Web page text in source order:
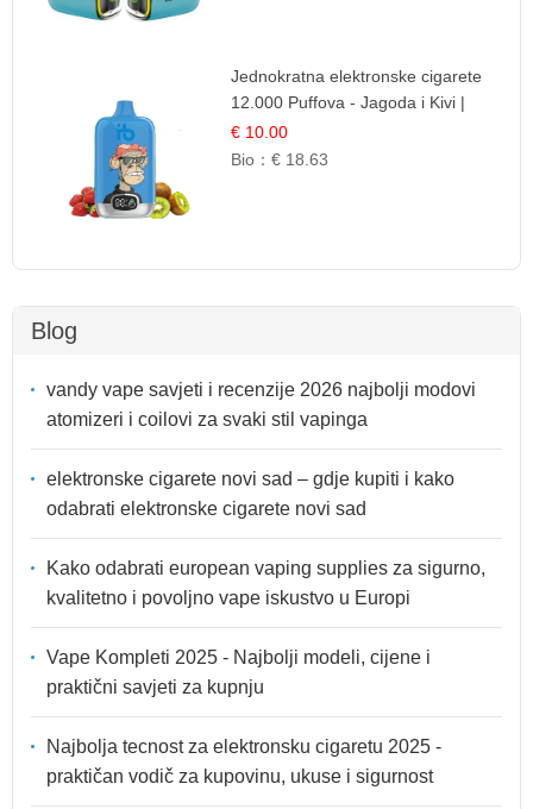
Jednokratna elektronske cigarete
12.000 Puffova - Jagoda i Kivi |
Sočna Voćna Kombinacija
€ 10.00
Bio：€ 18.63
Blog
vandy vape savjeti i recenzije 2026 najbolji modovi
atomizeri i coilovi za svaki stil vapinga
elektronske cigarete novi sad – gdje kupiti i kako
odabrati elektronske cigarete novi sad
Kako odabrati european vaping supplies za sigurno,
kvalitetno i povoljno vape iskustvo u Europi
Vape Kompleti 2025 - Najbolji modeli, cijene i
praktični savjeti za kupnju
Najbolja tecnost za elektronsku cigaretu 2025 -
praktičan vodič za kupovinu, ukuse i sigurnost